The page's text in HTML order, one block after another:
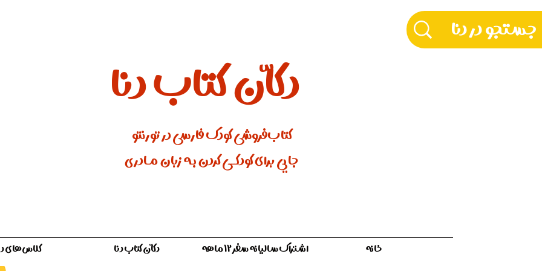
دکّان کتاب دنا
کتاب‌فروشی کودک فارسی در تورنتو
جایی برای کودکـــی کردن بـه زبان مـادری
خانه اشتراک سالیانه سفر ۱۲ ماهه دکّان کتاب دنا کلاس‌های